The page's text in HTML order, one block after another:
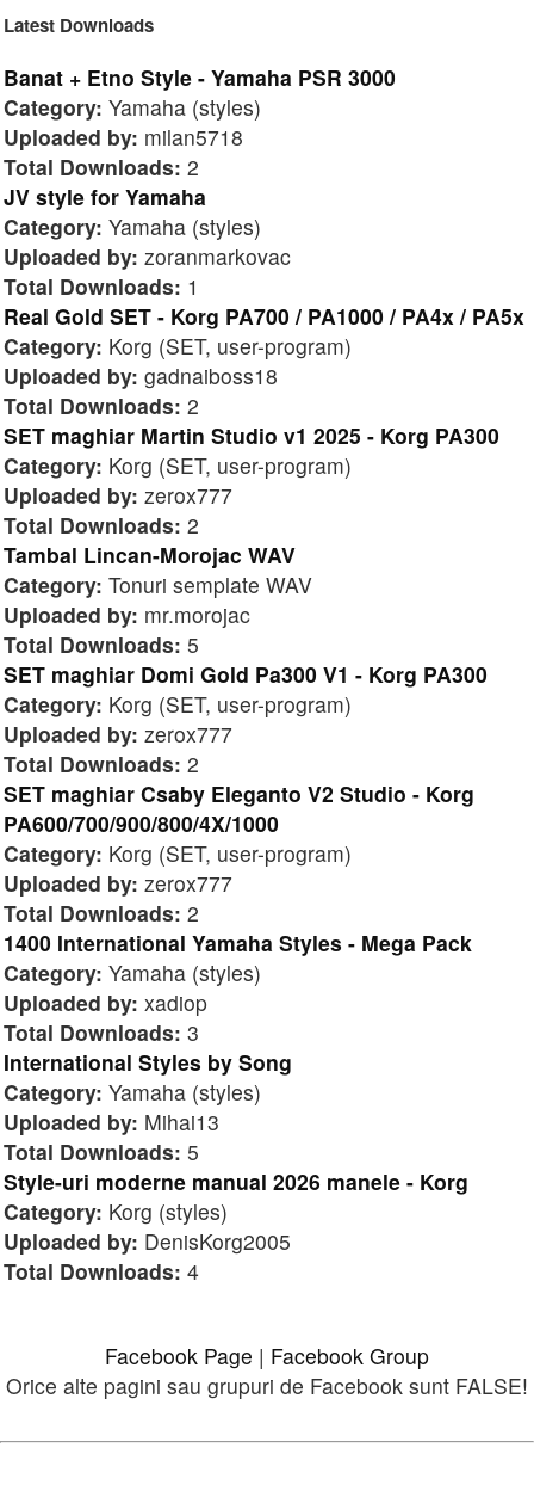
Latest Downloads
Banat + Etno Style - Yamaha PSR 3000
Category: Yamaha (styles)
Uploaded by: milan5718
Total Downloads: 2
JV style for Yamaha
Category: Yamaha (styles)
Uploaded by: zoranmarkovac
Total Downloads: 1
Real Gold SET - Korg PA700 / PA1000 / PA4x / PA5x
Category: Korg (SET, user-program)
Uploaded by: gadnaiboss18
Total Downloads: 2
SET maghiar Martin Studio v1 2025 - Korg PA300
Category: Korg (SET, user-program)
Uploaded by: zerox777
Total Downloads: 2
Tambal Lincan-Morojac WAV
Category: Tonuri semplate WAV
Uploaded by: mr.morojac
Total Downloads: 5
SET maghiar Domi Gold Pa300 V1 - Korg PA300
Category: Korg (SET, user-program)
Uploaded by: zerox777
Total Downloads: 2
SET maghiar Csaby Eleganto V2 Studio - Korg
PA600/700/900/800/4X/1000
Category: Korg (SET, user-program)
Uploaded by: zerox777
Total Downloads: 2
1400 International Yamaha Styles - Mega Pack
Category: Yamaha (styles)
Uploaded by: xadiop
Total Downloads: 3
International Styles by Song
Category: Yamaha (styles)
Uploaded by: Mihai13
Total Downloads: 5
Style-uri moderne manual 2026 manele - Korg
Category: Korg (styles)
Uploaded by: DenisKorg2005
Total Downloads: 4
Facebook Page | Facebook Group
Orice alte pagini sau grupuri de Facebook sunt FALSE!